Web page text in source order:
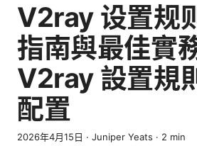
V2ray 设置规
指南與最佳實
V2ray 設置規
配置
2026年4月15日 · Juniper Yeats · 2 min